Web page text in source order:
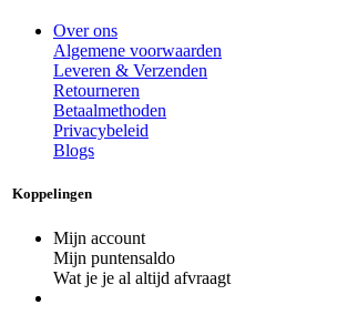
Over ons
Algemene voorwaarden
Leveren & Verzenden
Retourneren
Betaalmethoden
Privacybeleid
Blogs
Koppelingen
Mijn account
Mijn puntensaldo
Wat je je al altijd afvraagt